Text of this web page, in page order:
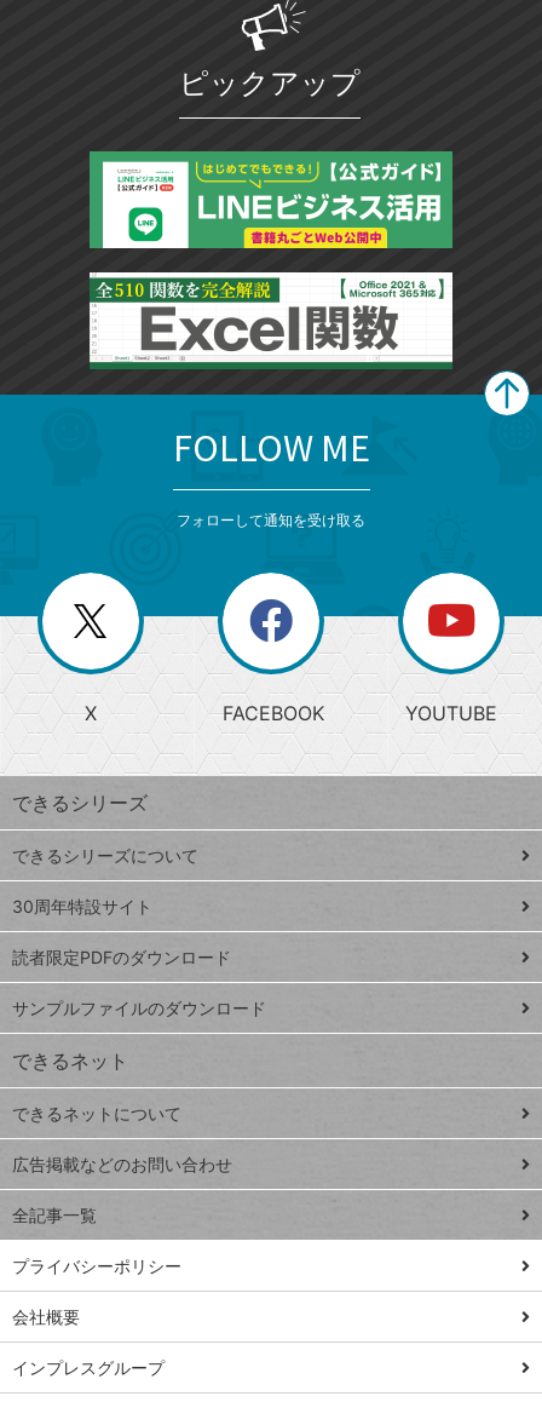
ピックアップ
じ
る
search
検
索
上
昇
ワ
ー
ド
Google
スプレ
ッドシ
ート
iPhone
VLOOKUP
close
閉じ
る
閉
じ
る
ー
か
ら
探
す
ト
ッ
プ
ペ
ジ
連載
Excel Q&A
トイアンナ流仕
事術
ではじめる業務
の完全自動化
AI議事録作成術
Windows 11
FOLLOW ME
フォローして通知を受け取る
X FACEBOOK YOUTUBE
できるシリーズ
できるシリーズについて
30周年特設サイト
読者限定PDFのダウンロード
サンプルファイルのダウンロード
できるネット
できるネットについて
広告掲載などのお問い合わせ
全記事一覧
プライバシーポリシー
会社概要
インプレスグループ